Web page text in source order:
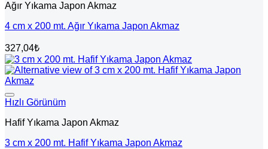
Ağır Yıkama Japon Akmaz
4 cm x 200 mt. Ağır Yıkama Japon Akmaz
327,04₺
Hızlı Görünüm
Hafif Yıkama Japon Akmaz
3 cm x 200 mt. Hafif Yıkama Japon Akmaz